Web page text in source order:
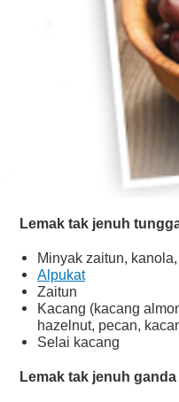
Lemak tak jenuh
Minyak zaitun,
Alpukat
Zaitun
Kacang (kacang
hazelnut, pecan,
Selai kacang
Lemak tak jenuh ganda